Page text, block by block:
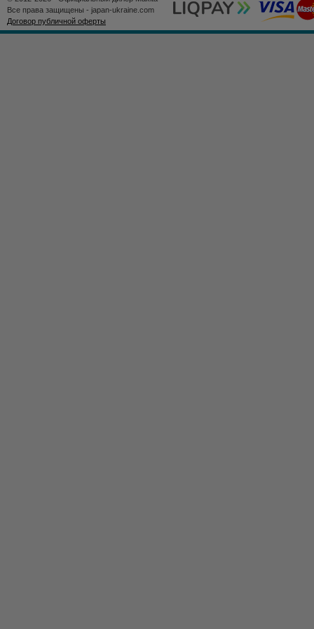
Все права защищены - japan-ukraine.com
Договор публичной оферты